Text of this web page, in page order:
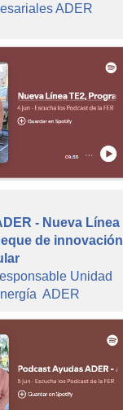
ADER
- Nueva Línea
de innovación
Unidad
ADER